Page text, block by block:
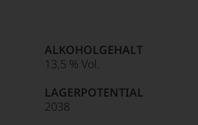
ALKOHOLGEHALT
13,5 % Vol.
LAGERPOTENTIAL
2038